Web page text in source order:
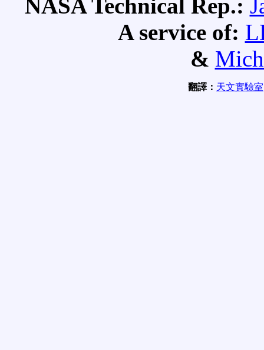
NASA Technical Rep.:
A service of:
&
翻譯： 天文實驗室